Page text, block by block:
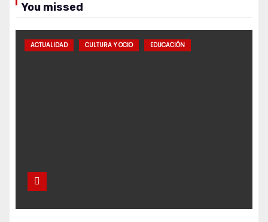
You missed
ACTUALIDAD CULTURA Y OCIO EDUCACIÓN